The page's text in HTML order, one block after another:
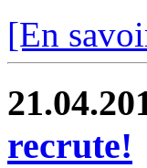
[En
recrute!